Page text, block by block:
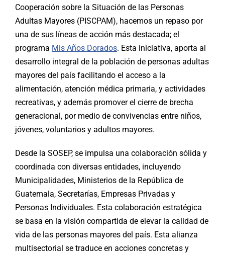
Cooperación sobre la Situación de las Personas
Adultas Mayores (PISCPAM), hacemos un repaso por
una de sus líneas de acción más destacada; el
programa Mis Años Dorados. Esta iniciativa, aporta al
desarrollo integral de la población de personas adultas
mayores del país facilitando el acceso a la
alimentación, atención médica primaria, y actividades
recreativas, y además promover el cierre de brecha
generacional, por medio de convivencias entre niños,
jóvenes, voluntarios y adultos mayores.
Desde la SOSEP, se impulsa una colaboración sólida y
coordinada con diversas entidades, incluyendo
Municipalidades, Ministerios de la República de
Guatemala, Secretarías, Empresas Privadas y
Personas Individuales. Esta colaboración estratégica
se basa en la visión compartida de elevar la calidad de
vida de las personas mayores del país. Esta alianza
multisectorial se traduce en acciones concretas y